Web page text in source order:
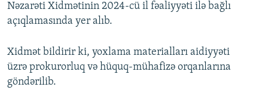
Nəzarəti Xidmətinin 2024-cü il fəaliyyəti ilə bağlı
açıqlamasında yer alıb.
Xidmət bildirir ki, yoxlama materialları aidiyyəti
üzrə prokurorluq və hüquq-mühafizə orqanlarına
göndərilib.